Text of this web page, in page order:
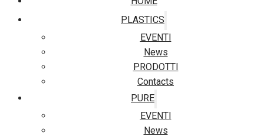
PLASTICS
EVENTI
News
PRODOTTI
Contacts
PURE
EVENTI
News